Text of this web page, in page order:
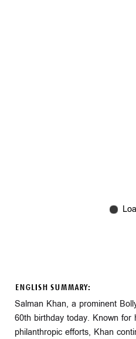
ENGLISH SUMMARY:
Salman Khan, a prominent
60th birthday today. Known for
philanthropic efforts, Khan